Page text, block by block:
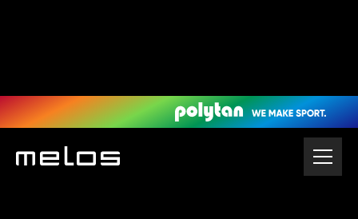
Startseite Granulat & Sportböden
Granulat
EPDM Mulch